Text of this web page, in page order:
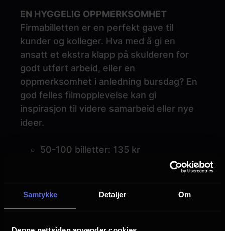
Samtykke Detaljer Om
EN HYGGELIG OPPMERKSOMHET
Firmabilletten er en perfekt gave til
kunder og kolleger. Hva med å gi en
ansatt et ekstra klapp på skulderen for
godt utført arbeid, eller en
oppmerksomhet i anledning bursdag? En
god felles filmopplevelse kan gi
inspirasjon til videre samarbeid eller nye
ideer.
50-100 billetter: 135 kr